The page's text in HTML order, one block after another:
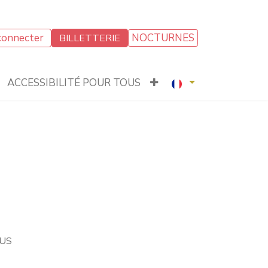
BILLETTERIE NOCTURNES
ACCESSIBILITÉ POUR TOUS